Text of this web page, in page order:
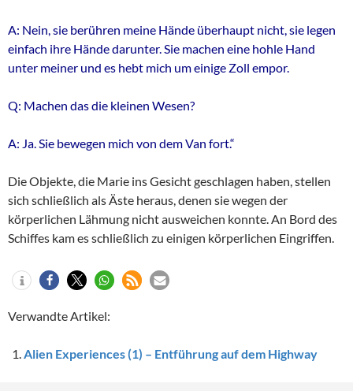
A: Nein, sie berühren meine Hände überhaupt nicht, sie legen
einfach ihre Hände darunter. Sie machen eine hohle Hand
unter meiner und es hebt mich um einige Zoll empor.
Q: Machen das die kleinen Wesen?
A: Ja. Sie bewegen mich von dem Van fort.“
Die Objekte, die Marie ins Gesicht geschlagen haben, stellen
sich schließlich als Äste heraus, denen sie wegen der
körperlichen Lähmung nicht ausweichen konnte. An Bord des
Schiffes kam es schließlich zu einigen körperlichen Eingriffen.
Verwandte Artikel:
Alien Experiences (1) – Entführung auf dem Highway